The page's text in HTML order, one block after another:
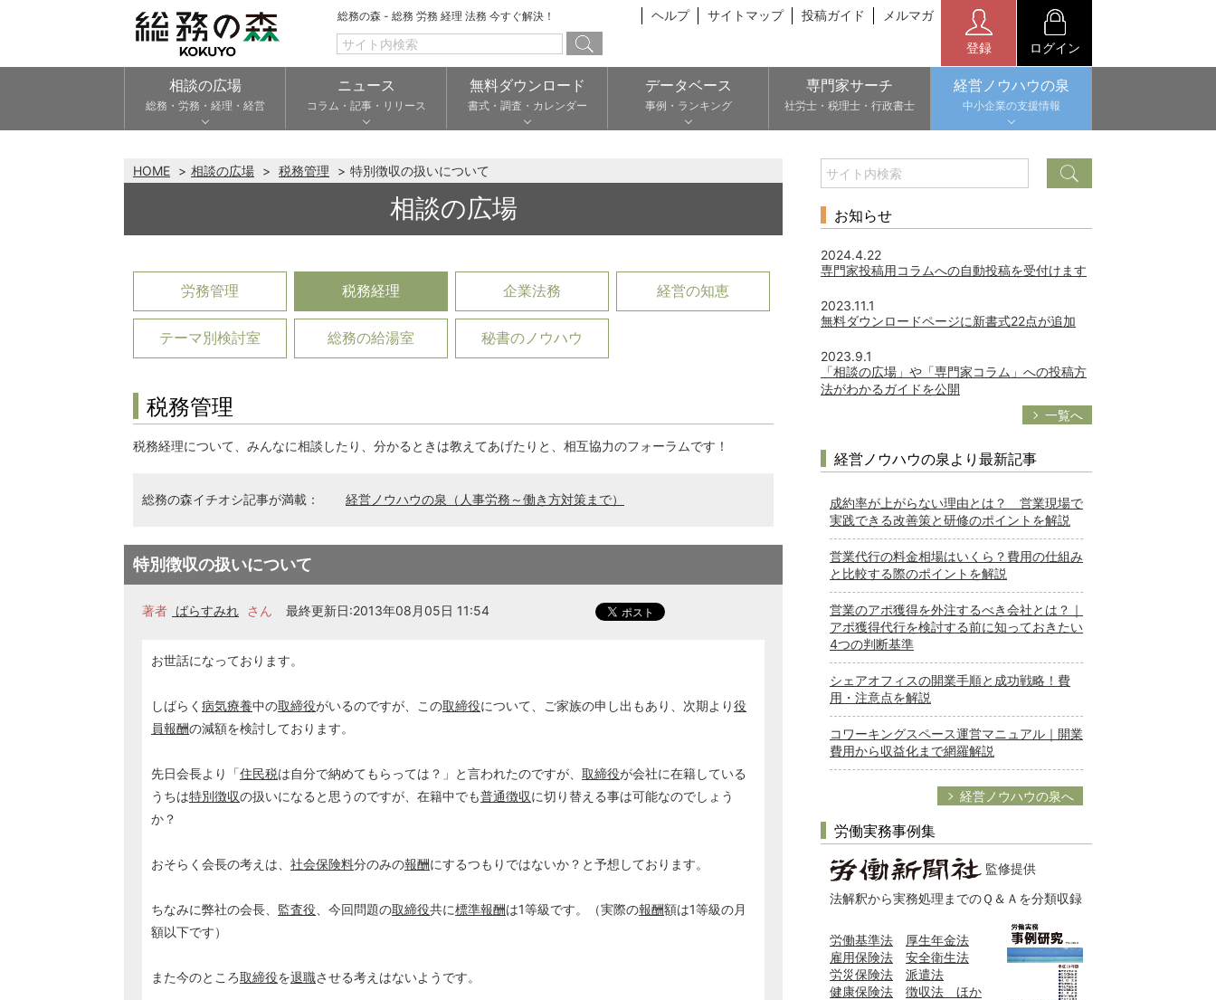
総務の森 - 総務 労務 経理 法務 今すぐ解決！ ヘルプ サイトマップ 投稿ガイド メルマガ
登録 ログイン
相談の広場
総務・労務・経理・経営
ニュース
コラム・記事・リリース
無料ダウンロード
書式・調査・カレンダー
データベース
事例・ランキング
専門家サーチ
社労士・税理士・行政書士
経営ノウハウの泉
中小企業の支援情報
HOME 相談の広場 税務管理 特別徴収の扱いについて
相談の広場
労務管理 税務経理 企業法務 経営の知恵
テーマ別検討室 総務の給湯室 秘書のノウハウ
税務管理
税務経理について、みんなに相談したり、分かるときは教えてあげたりと、相互協力のフォーラムです！
総務の森イチオシ記事が満載： 経営ノウハウの泉（人事労務～働き方対策まで）
特別徴収の扱いについて
著者 ばらすみれ さん 最終更新日:2013年08月05日 11:54
お世話になっております。
しばらく 病気療養中の取締役がいるのですが、この取締役について、ご家族の申し出もあり、次期より役
員報酬の減額を検討しております。
先日会長より「住民税は自分で納めてもらっては？」と言われたのですが、 取締役が会社に在籍している
うちは特別徴収の扱いになると思うのですが、在籍中でも普通徴収に切り替える事は可能なのでしょう
か？
おそらく会長の考えは、 社会保険料分のみの報酬にするつもりではないか？と予想しております。
ちなみに弊社の会長、 監査役 、今回問題の取締役共に標準報酬は1等級です。（実際の報酬額は1等級の月
額以下です）
また今のところ取締役を退職させる考えはないようです。
お知らせ
2024.4.22
専門家投稿用コラムへの自動投稿を受付けます
2023.11.1
無料ダウンロードページに新書式22点が追加
2023.9.1
「相談の広場」や「専門家コラム」への投稿方
法がわかるガイドを公開
一覧へ
経営ノウハウの泉より最新記事
成約率が上がらない理由とは？ 営業現場で
実践できる改善策と研修のポイントを解説
営業代行の料金相場はいくら？費用の仕組み
と比較する際のポイントを解説
営業のアポ獲得を外注するべき会社とは？｜
アポ獲得代行を検討する前に知っておきたい
4つの判断基準
シェアオフィスの開業手順と成功戦略！費
用・注意点を解説
コワーキングスペース運営マニュアル｜開業
費用から収益化まで網羅解説
経営ノウハウの泉へ
労働実務事例集
監修提供
法解釈から実務処理までのＱ＆Ａを分類収録
労働基準法
厚生年金法
雇用保険法
安全衛生法
労災保険法
派遣法
健康保険法
徴収法 ほか